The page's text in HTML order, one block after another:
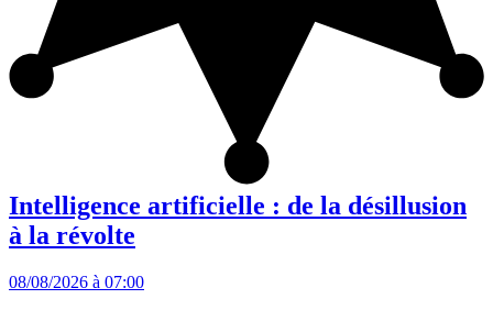
Intelligence artificielle : de la désillusion
à la révolte
08/08/2026 à 07:00